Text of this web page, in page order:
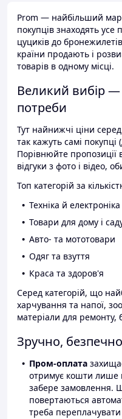
Prom — найбільший
покупців знаходять усе
цуциків до
країни продають і
товарів в одному місці.
Великий вибір —
потреби
Тут найнижчі ціни
так кажуть самі
Порівнюйте пропозиції
відгуки з фото і відео,
Топ категорій за
Техніка й електроніка
Товари для дому і
Авто- та мототовари
Одяг та взуття
Краса та здоров'я
Серед категорій, що
харчування та напої,
матеріали для ремонту,
Зручно,
Пром-оплата
отримує кошти лише
забере замовлення.
повертаються
треба